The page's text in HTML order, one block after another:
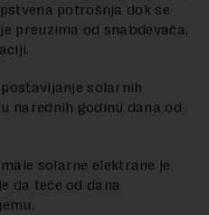
potrošnja dok se
preuzima od snabdevača,
solarnih
narednih godinu dana od
solarne elektrane je
da teče od dana